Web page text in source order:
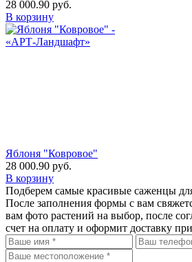
28 000.90 руб.
В корзину
Яблоня "Ковровое"
28 000.90 руб.
В корзину
Подберем самые красивые саженцы
После заполнения формы с вам
вам фото растений на выбор, после
счет на оплату и оформит доставку